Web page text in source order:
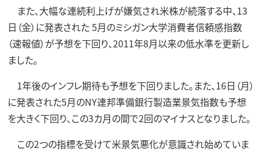
また、大幅な連続利上げが嫌気され米株が続落する中、13
日（金）に発表された 5月のミシガン大学消費者信頼感指数
（速報値）が予想を下回り、2011年8月以来の低水準を更新し
ました。
1年後のインフレ期待も予想を下回りました。また、16日（月）
に発表された5月のNY連邦準備銀行製造業景気指数も予想
を大きく下回り、この3カ月の間で2回のマイナスとなりました。
この2つの指標を受けて米景気悪化が意識され始めていま